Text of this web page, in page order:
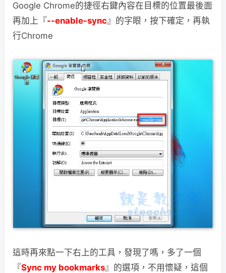
Google Chrome的捷徑右鍵內容在目標的位置最後面
再加上『--enable-sync』的字眼，按下確定，再執
行Chrome
這時再來點一下右上的工具，發現了嗎，多了一個
『Sync my bookmarks』的選項，不用懷疑，這個